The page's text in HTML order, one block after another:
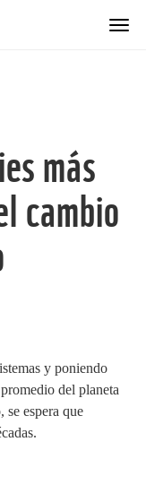
más
cambio
y poniendo
del planeta
se espera que